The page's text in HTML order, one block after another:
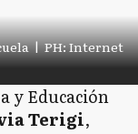
| PH: Internet
y Educación
Terigi,